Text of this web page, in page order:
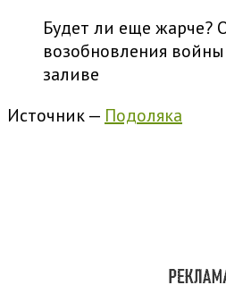
Будет ли еще жарче?
возобновления
заливе
Источник — Подоляка